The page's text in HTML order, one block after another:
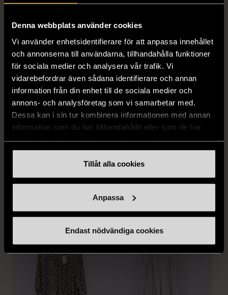
Denna webbplats använder cookies
Vi använder enhetsidentifierare för att anpassa innehållet
och annonserna till användarna, tillhandahålla funktioner
för sociala medier och analysera vår trafik. Vi
vidarebefordrar även sådana identifierare och annan
information från din enhet till de sociala medier och
annons- och analysföretag som vi samarbetar med.
Dessa kan i sin tur kombinera informationen med annan
information som du har tillhandahållit eller som de har
Tillåt alla cookies
Anpassa
Endast nödvändiga cookies
cirkelhänge
169 kr
Rodebjer - Mönstrad topp
M (38-40)
Mycket gott skick
399 kr